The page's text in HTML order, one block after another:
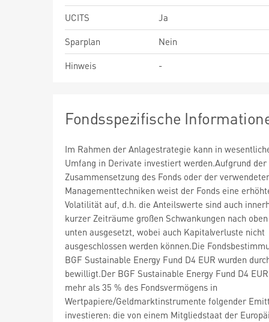
UCITS
Ja
Sparplan
Nein
Hinweis
-
Fondsspezifische
Im Rahmen der Anlagestrategie kann in
Umfang in Derivate investiert werden.Aufgrund der
Zusammensetzung des Fonds oder der
Managementtechniken weist der Fonds eine
Volatilität auf, d.h. die Anteilswerte sind auch
kurzer Zeiträume großen Schwankungen nach
unten ausgesetzt, wobei auch Kapitalverluste nicht
ausgeschlossen werden können.Die
BGF Sustainable Energy Fund D4 EUR wurden
bewilligt.Der BGF Sustainable Energy Fund D4
mehr als 35 % des Fondsvermögens in
Wertpapiere/Geldmarktinstrumente folgender
investieren: die von einem Mitgliedstaat der